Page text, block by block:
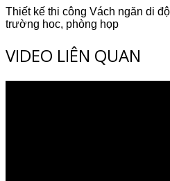
Thiết kế thi công Vách ngăn di
trường hoc, phòng họp
VIDEO LIÊN QUAN